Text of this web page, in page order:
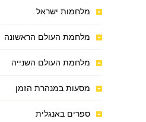
מלחמות ישראל
מלחמת העולם הראשונה
מלחמת העולם השנייה
מסעות במנהרת הזמן
ספרים באנגלית